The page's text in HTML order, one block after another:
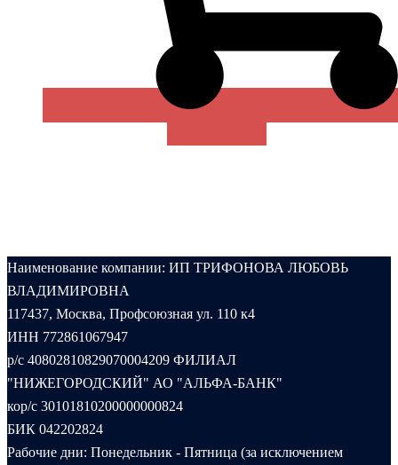
Наименование компании: ИП ТРИФОНОВА ЛЮБОВЬ
ВЛАДИМИРОВНА
117437, Москва, Профсоюзная ул. 110 к4
ИНН 772861067947
р/с 40802810829070004209 ФИЛИАЛ
"НИЖЕГОРОДСКИЙ" АО "АЛЬФА-БАНК"
кор/с 30101810200000000824
БИК 042202824
Рабочие дни: Понедельник - Пятница (за исключением